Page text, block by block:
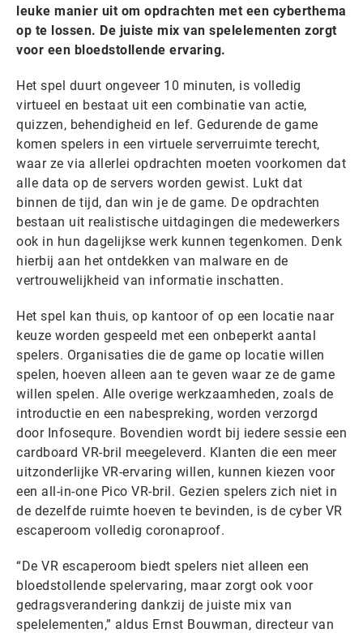
leuke manier uit om opdrachten met een cyberthema
op te lossen. De juiste mix van spelelementen zorgt
voor een bloedstollende ervaring.
Het spel duurt ongeveer 10 minuten, is volledig
virtueel en bestaat uit een combinatie van actie,
quizzen, behendigheid en lef. Gedurende de game
komen spelers in een virtuele serverruimte terecht,
waar ze via allerlei opdrachten moeten voorkomen dat
alle data op de servers worden gewist. Lukt dat
binnen de tijd, dan win je de game. De opdrachten
bestaan uit realistische uitdagingen die medewerkers
ook in hun dagelijkse werk kunnen tegenkomen. Denk
hierbij aan het ontdekken van malware en de
vertrouwelijkheid van informatie inschatten.
Het spel kan thuis, op kantoor of op een locatie naar
keuze worden gespeeld met een onbeperkt aantal
spelers. Organisaties die de game op locatie willen
spelen, hoeven alleen aan te geven waar ze de game
willen spelen. Alle overige werkzaamheden, zoals de
introductie en een nabespreking, worden verzorgd
door Infosequre. Bovendien wordt bij iedere sessie een
cardboard VR-bril meegeleverd. Klanten die een meer
uitzonderlijke VR-ervaring willen, kunnen kiezen voor
een all-in-one Pico VR-bril. Gezien spelers zich niet in
de dezelfde ruimte hoeven te bevinden, is de cyber VR
escaperoom volledig coronaproof.
“De VR escaperoom biedt spelers niet alleen een
bloedstollende spelervaring, maar zorgt ook voor
gedragsverandering dankzij de juiste mix van
spelelementen,” aldus Ernst Bouwman, directeur van